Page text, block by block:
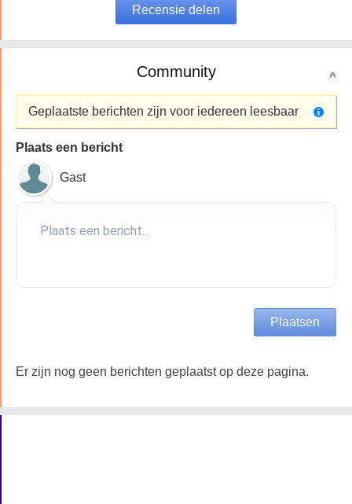
Community
Geplaatste berichten zijn voor iedereen leesbaar
Plaats een bericht
Gast
Er zijn nog geen berichten geplaatst op deze pagina.